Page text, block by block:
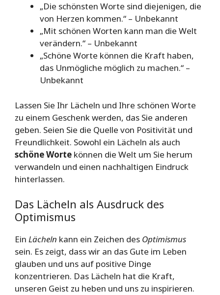
„Die schönsten Worte sind diejenigen, die
von Herzen kommen.“ – Unbekannt
„Mit schönen Worten kann man die Welt
verändern.“ – Unbekannt
„Schöne Worte können die Kraft haben,
das Unmögliche möglich zu machen.“ –
Unbekannt
Lassen Sie Ihr Lächeln und Ihre schönen Worte
zu einem Geschenk werden, das Sie anderen
geben. Seien Sie die Quelle von Positivität und
Freundlichkeit. Sowohl ein Lächeln als auch
schöne Worte können die Welt um Sie herum
verwandeln und einen nachhaltigen Eindruck
hinterlassen.
Das Lächeln als Ausdruck des
Optimismus
Ein Lächeln kann ein Zeichen des Optimismus
sein. Es zeigt, dass wir an das Gute im Leben
glauben und uns auf positive Dinge
konzentrieren. Das Lächeln hat die Kraft,
unseren Geist zu heben und uns zu inspirieren.